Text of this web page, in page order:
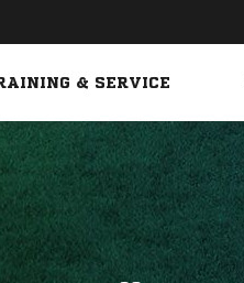
& SERVICE